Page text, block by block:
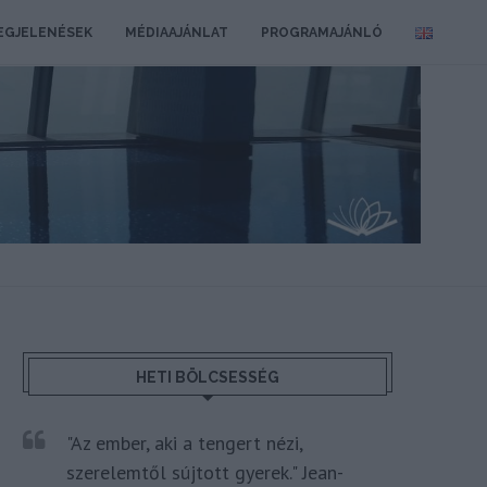
MÉDIAAJÁNLAT PROGRAMAJÁNLÓ
HETI BÖLCSESSÉG
"Az ember, aki a tengert nézi,
szerelemtől sújtott gyerek." Jean-